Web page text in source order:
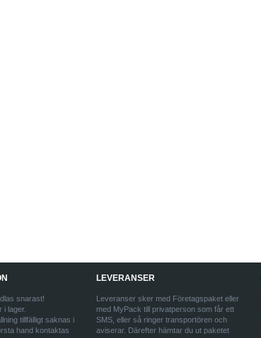
snarast!
i lager.
tillfälligt saknas i
hand kontaktas
LEVERANSER
Leveranser sker med Företagspaket eller
med MyPack till privatperson som får ett
SMS, eller så ringer transportören och
aviserar. Därefter hämtar du ut paketet